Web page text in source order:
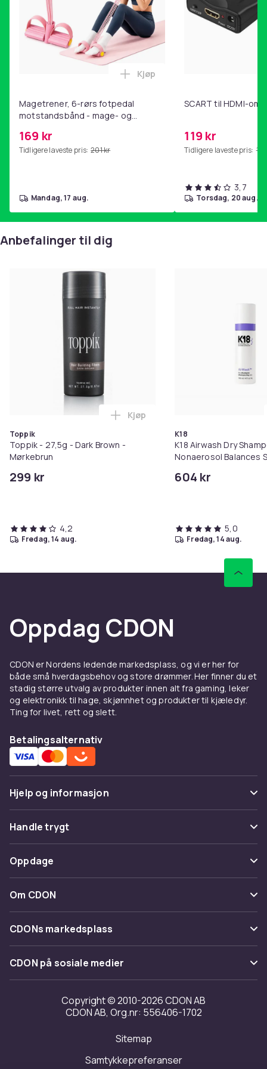
4ff31fa7-4829-59b1-b924-9012ffa6f5d1
Produktsikkerhetsinformasjon
Magetrener, 6-rørs fotpedal
motstandsbånd - mage- og
hjemmegymnastikk Pink
169 kr
Tidligere laveste pris: 201 kr
Legg Magetrener, 6-rørs
Kjøp
mandag, 17 aug.
SCART til HDMI-
119 kr
Tidligere laveste pris:
3,7
torsdag, 20 aug.
Anbefalinger til dig
Toppik
Toppik - 27,5g - Dark Brown -
Mørkebrun
299 kr
Legg Toppik - 27,5g - Dark
Kjøp
4,2
fredag, 14 aug.
K18
K18 Airwash Dry
Nonaerosol Balances
604 kr
5,0
fredag, 14 aug.
Oppdag CDON
CDON er Nordens ledende markedsplass, og vi er her for
både små hverdagsbehov og store drømmer. Her finner du et
stadig større utvalg av produkter innen alt fra gaming, leker
og elektronikk til hage, skjønnhet og produkter til kjæledyr.
Ting for livet, rett og slett.
Betalingsalternativ
Hjelp og informasjon
Vanlige spørsmål
Spor pakke
Angre & returner her
Kontakt oss
Handle trygt
Betaling
Levering
Tilbakekallinger
Oppdage
Kategorier
Varemerker
Om CDON
Om oss
Kundeanmeldelser
Jobbe på CDON
Investor relations
Tilgjengelighet
CDONs markedsplass
Merchant Help Center
CDON på sosiale medier
Copyright © 2010-2026 CDON AB
CDON AB, Org.nr: 556406-1702
Sitemap
Samtykkepreferanser